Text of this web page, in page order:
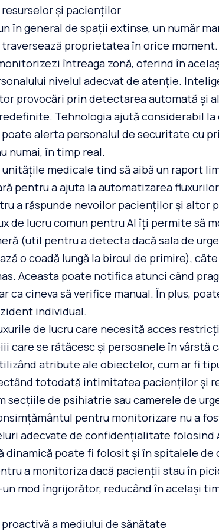
și pacienților
în general de spații extinse, un număr
proprietatea în orice moment.
întreaga zonă, oferind în
nivelul adecvat de atenție.
provocări prin detectarea automată și
Tehnologia ajută considerabil
alerta personalul de securitate cu
numai, în timp real.
unitățile medicale tind să aibă un raport
pentru a ajuta la automatizarea
a răspunde nevoilor pacienților și altor
de lucru comun pentru AI îți permite să
(util pentru a detecta dacă sala de
o coadă lungă la biroul de primire),
Aceasta poate notifica atunci când
ca cineva să verifice manual. În plus,
individual.
de lucru care necesită acces
care se rătăcesc și persoanele în vârstă
atribute ale obiectelor, cum ar fi
totodată intimitatea pacienților și
secțiile de psihiatrie sau camerele de
pentru monitorizare nu a
adecvate de confidențialitate folosind
dinamică poate fi folosit și în spitalele
a monitoriza dacă pacienții stau în
mod îngrijorător, reducând în același
a mediului de sănătate